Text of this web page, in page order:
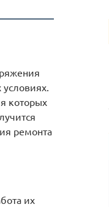
которых
ремонта
их